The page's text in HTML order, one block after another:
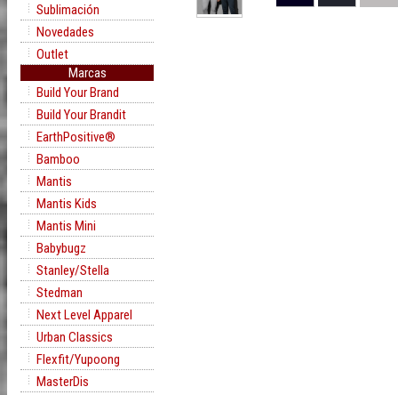
Sublimación
Novedades
Outlet
Marcas
Build Your Brand
Build Your Brandit
EarthPositive®
Bamboo
Mantis
Mantis Kids
Mantis Mini
Babybugz
Stanley/Stella
Stedman
Next Level Apparel
Urban Classics
Flexfit/Yupoong
MasterDis